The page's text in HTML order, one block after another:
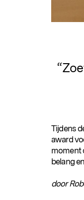
Tijdens
award
moment
belang
door